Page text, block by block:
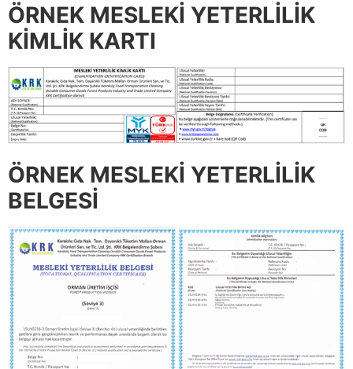
ÖRNEK MESLEKİ YETERLİLİK
KİMLİK KARTI
ÖRNEK MESLEKİ YETERLİLİK
BELGESİ